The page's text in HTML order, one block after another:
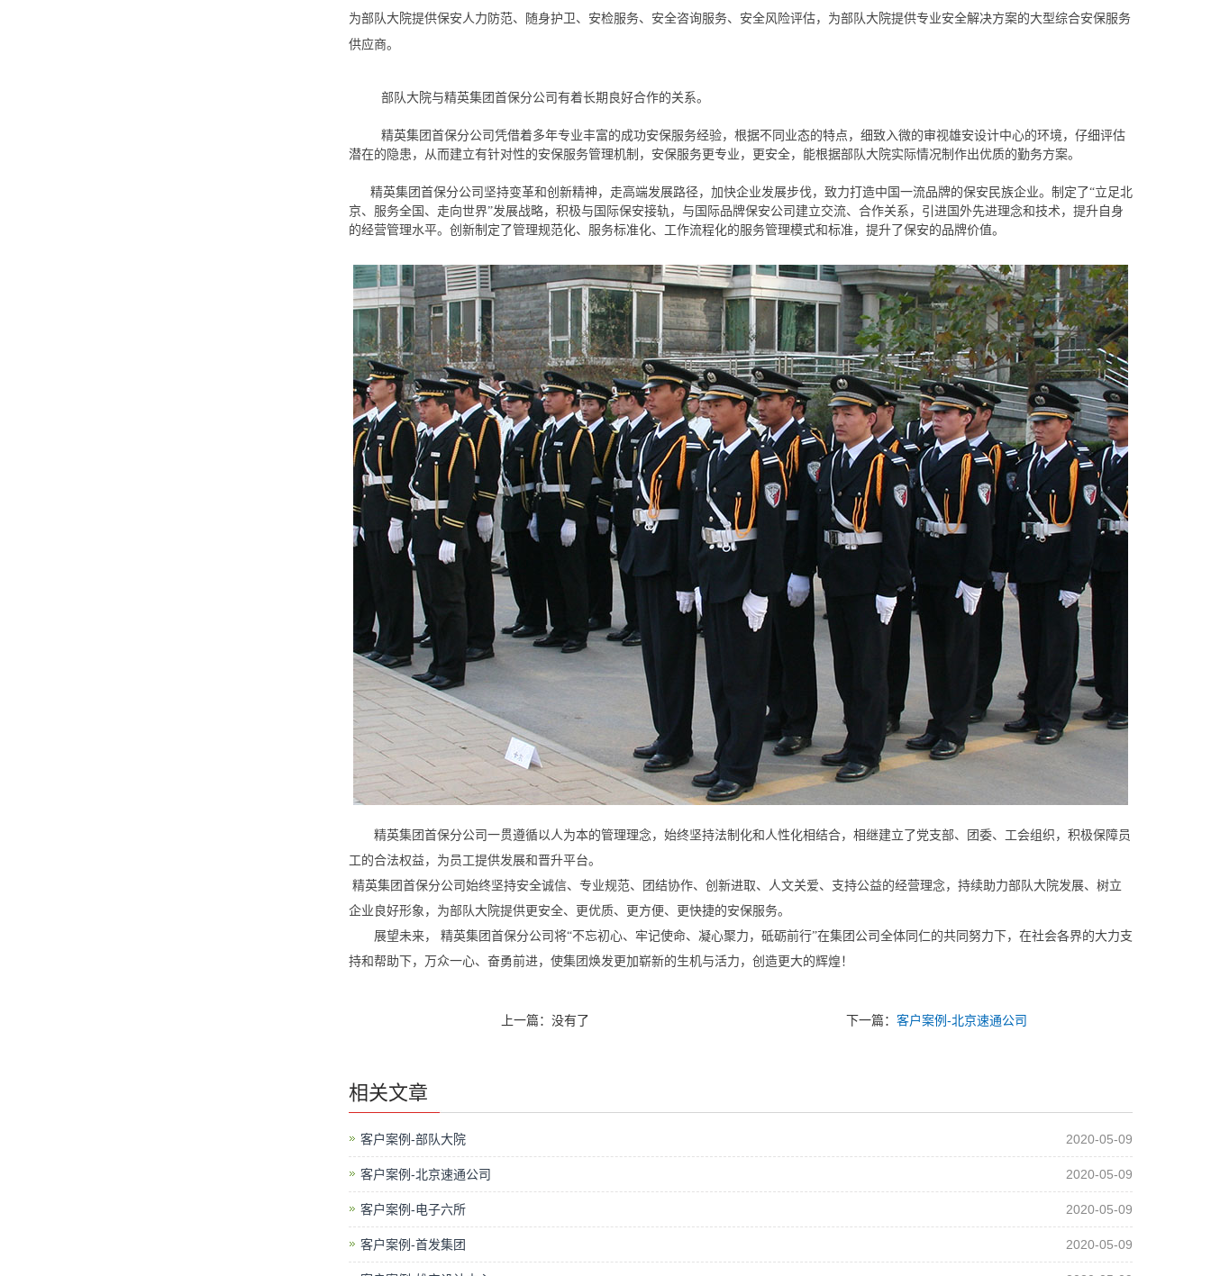
为部队大院提供保安人力防范、随身护卫、安检服务、安全咨询服务、安全风险评估，为部队大院提供专业安全解决方案的大型综合安保服务
供应商。
部队大院与精英集团首保分公司有着长期良好合作的关系。
精英集团首保分公司 凭借着多年专业丰富的成功安保服务经验，根据不同业态的特点，细致入微的审视雄安设计中心的环境，仔细评估
潜在的隐患，从而建立有针对性的安保服务管理机制，安保服务更专业，更安全，能根据部队大院实际情况制作出优质的勤务方案。
精英集团首保分公司坚持变革和创新精神，走高端发展路径，加快企业发展步伐，致力打造中国一流品牌的保安民族企业。制定了“立足北
京、服务全国、走向世界”发展战略，积极与国际保安接轨，与国际品牌保安公司建立交流、合作关系，引进国外先进理念和技术，提升自身
的经营管理水平。创新制定了管理规范化、服务标准化、工作流程化的服务管理模式和标准，提升了保安的品牌价值。
精英集团首保分公司一贯遵循以人为本的管理理念，始终坚持法制化和人性化相结合，相继建立了党支部、团委、工会组织，积极保障员
工的合法权益，为员工提供发展和晋升平台。
精英集团首保分公司始终坚持安全诚信、专业规范、团结协作、创新进取、人文关爱、支持公益的经营理念，持续助力部队大院发展、树立
企业良好形象，为部队大院提供更安全、更优质、更方便、更快捷的安保服务。
展望未来， 精英集团首保分公司将“不忘初心、牢记使命、凝心聚力，砥砺前行”在集团公司全体同仁的共同努力下，在社会各界的大力支
持和帮助下，万众一心、奋勇前进，使集团焕发更加崭新的生机与活力，创造更大的辉煌！
上一篇：没有了 下一篇： 客户案例-北京速通公司
相关文章
客户案例-部队大院 2020-05-09
客户案例-北京速通公司 2020-05-09
客户案例-电子六所 2020-05-09
客户案例-首发集团 2020-05-09